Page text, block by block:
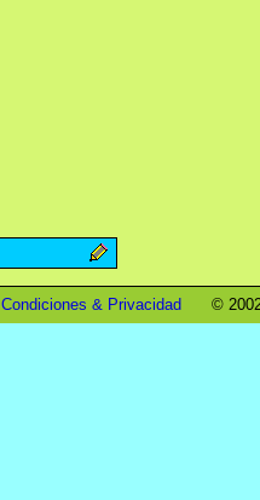
Condiciones & Privacidad ©